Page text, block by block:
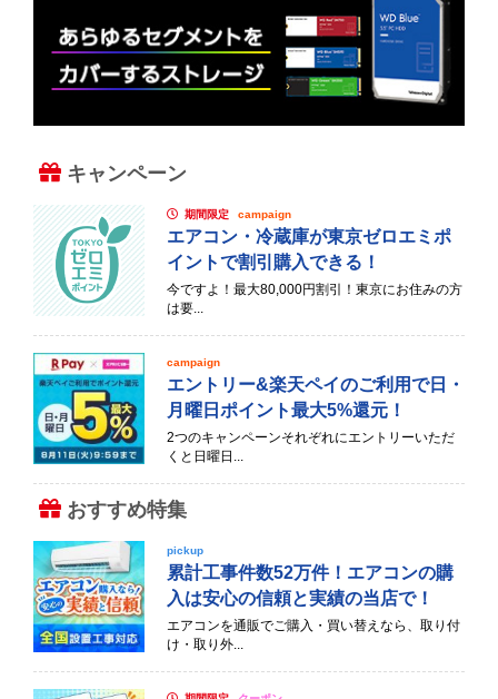
キャンペーン
期間限定 campaign
エアコン・冷蔵庫が東京ゼロエミポ
イントで割引購入できる！
今ですよ！最大80,000円割引！東京にお住みの方
は要...
campaign
エントリー&楽天ペイのご利用で日・
月曜日ポイント最大5%還元！
2つのキャンペーンそれぞれにエントリーいただ
くと日曜日...
おすすめ特集
pickup
累計工事件数52万件！エアコンの購
入は安心の信頼と実績の当店で！
エアコンを通販でご購入・買い替えなら、取り付
け・取り外...